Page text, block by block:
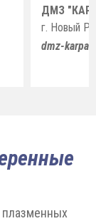
ДМЗ
г. Новый
dmz-